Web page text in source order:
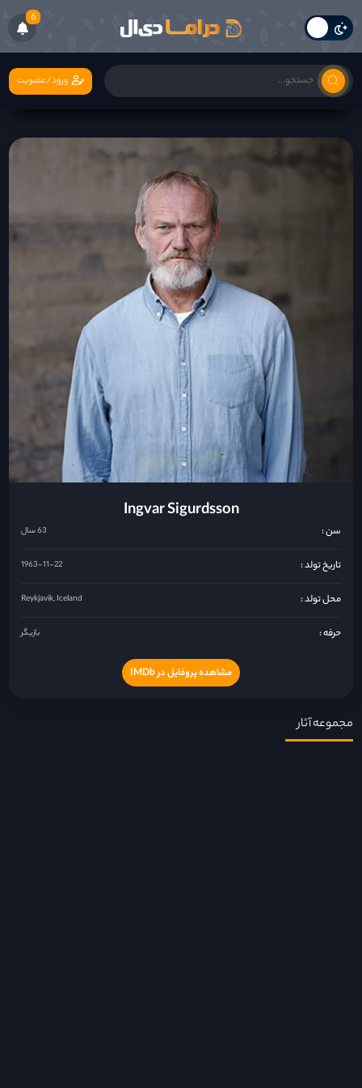
6
ورود/عضویت
Ingvar Sigurdsson
سن : 63 سال
تاریخ تولد : 1963-11-22
محل تولد : Reykjavik, Iceland
حرفه : بازیگر
مشاهده پروفایل در IMDb
مجموعه آثار